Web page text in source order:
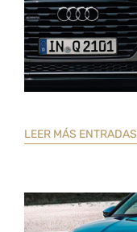
LEER MÁS ENTRADAS